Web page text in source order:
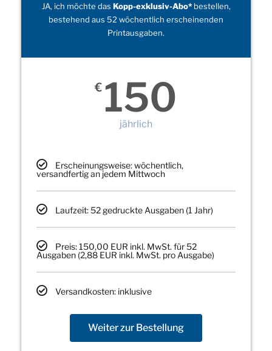
JA, ich möchte das Kopp-exklusiv-Abo*bestellen,
bestehend aus 52 wöchentlich erscheinenden
Printausgaben.
€ 150
jährlich
Erscheinungsweise: wöchentlich,
versandfertig an jedem Mittwoch
Laufzeit: 52 gedruckte Ausgaben (1 Jahr)
Preis: 150,00 EUR inkl. MwSt. für 52
Ausgaben (2,88 EUR inkl. MwSt. pro Ausgabe)
Versandkosten: inklusive
Weiter zur Bestellung